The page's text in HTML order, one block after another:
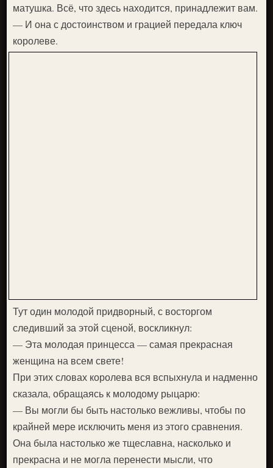
матушка. Всё, что здесь находится, принадлежит вам.
— И она с достоинством и грацией передала ключ
королеве.
Тут один молодой придворный, с восторгом
следивший за этой сценой, воскликнул:
— Эта молодая принцесса — самая прекрасная
женщина на всем свете!
При этих словах королева вся вспыхнула и надменно
сказала, обращаясь к молодому рыцарю:
— Вы могли бы быть настолько вежливы, чтобы по
крайней мере исключить меня из этого сравнения.
Она была настолько же тщеславна, насколько и
прекрасна и не могла перенести мысли, что